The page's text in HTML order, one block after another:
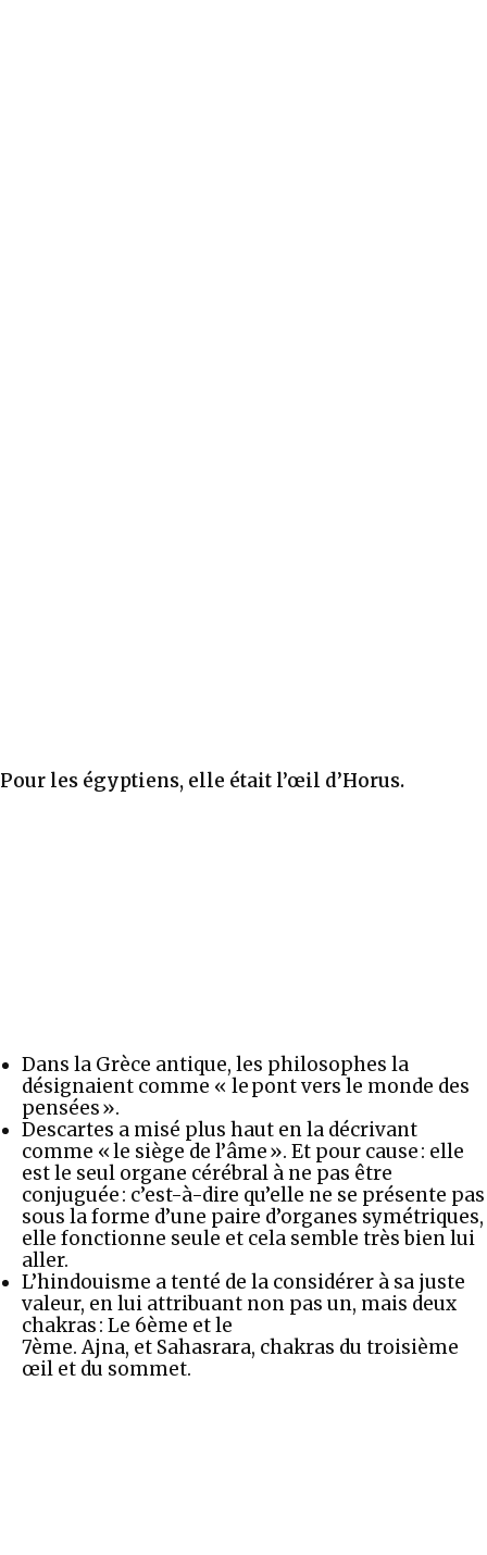
Pour les égyptiens, elle était l’œil d’Horus.
Dans la Grèce antique, les philosophes la
désignaient comme « le pont vers le monde des
pensées ».
Descartes a misé plus haut en la décrivant
comme « le siège de l’âme ». Et pour cause : elle
est le seul organe cérébral à ne pas être
conjuguée : c’est-à-dire qu’elle ne se présente pas
sous la forme d’une paire d’organes symétriques,
elle fonctionne seule et cela semble très bien lui
aller.
L’hindouisme a tenté de la considérer à sa juste
valeur, en lui attribuant non pas un, mais deux
chakras : Le 6ème et le
7ème. Ajna, et Sahasrara, chakras du troisième
œil et du sommet.